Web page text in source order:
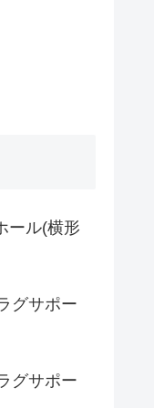
ール(横形
グサポー
グサポー